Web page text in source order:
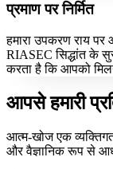
प्रमाण पर निर्मित
हमारा उपकरण राय
RIASEC सिद्धांत के
करता है कि आपको
आपसे हमारी
आत्म-खोज एक
और वैज्ञानिक रूप से